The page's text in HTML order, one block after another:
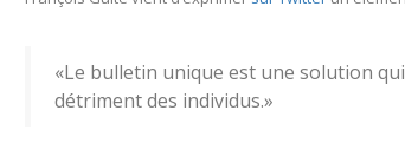
«Le bulletin unique est une solution
détriment des individus.»